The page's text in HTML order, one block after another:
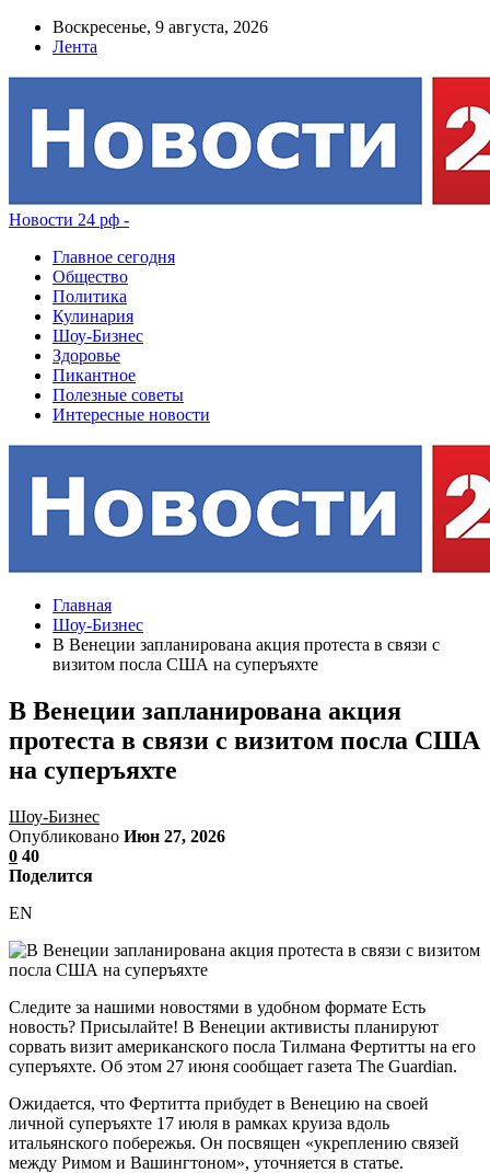
Воскресенье, 9 августа, 2026
Лента
Новости 24 рф -
Главное сегодня
Общество
Политика
Кулинария
Шоу-Бизнес
Здоровье
Пикантное
Полезные советы
Интересные новости
Главная
Шоу-Бизнес
В Венеции запланирована акция протеста в связи с
визитом посла США на суперъяхте
В Венеции запланирована акция
протеста в связи с визитом посла США
на суперъяхте
Шоу-Бизнес
Опубликовано Июн 27, 2026
0 40
Поделится
EN
Следите за нашими новостями в удобном формате Есть
новость? Присылайте! В Венеции активисты планируют
сорвать визит американского посла Тилмана Фертитты на его
суперъяхте. Об этом 27 июня сообщает газета The Guardian.
Ожидается, что Фертитта прибудет в Венецию на своей
личной суперъяхте 17 июля в рамках круиза вдоль
итальянского побережья. Он посвящен «укреплению связей
между Римом и Вашингтоном», уточняется в статье.